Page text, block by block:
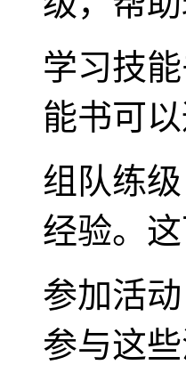
学习技
能书可
组队练
经验。
参加活
参与这